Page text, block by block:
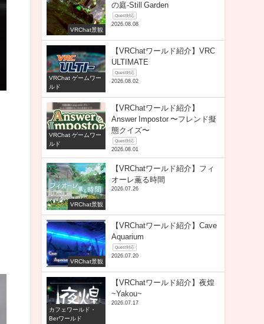
VRChat景観
の庭-Still Garden
Quest対応
2026.08.08
VRChat ゲームワー
ルド
【VRChatワールド紹介】VRC
ULTIMATE
Quest対応
2026.08.02
VRChat ゲームワー
ルド
【VRChatワールド紹介】
Answer Impostor 〜フレンド擬
態クイズ〜
Quest対応
2026.08.01
VRChat景観
【VRChatワールド紹介】フィ
オーレ薫る時間
2026.07.26
VRChat景観
【VRChatワールド紹介】Cave
Aquarium
Quest対応
2026.07.20
カフェワールド・
Berワールド
【VRChatワールド紹介】夜煌
~Yakou~
2026.07.17